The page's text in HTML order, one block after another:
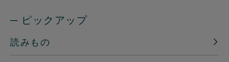
─ ピックアップ
読みもの